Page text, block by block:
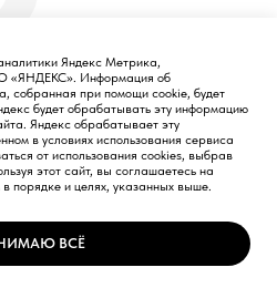
Яндекс Метрика,
«ЯНДЕКС». Информация об
собранная при помощи cookie, будет
будет обрабатывать эту информацию
Яндекс обрабатывает эту
в условиях использования сервиса
от использования cookies, выбрав
этот сайт, вы соглашаетесь на
порядке и целях, указанных выше.
ВСЁ
- в Москве (см. Контакты)
- на специальной площадке.
марка ООО Центра
водителей «МастерКласс»